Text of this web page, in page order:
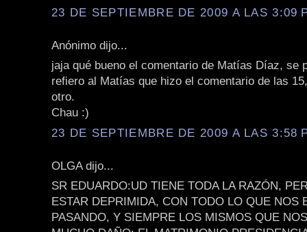
23 DE SEPTIEMBRE DE 2009 A LAS 3:09
Anónimo dijo...
jaja qué bueno el comentario de Matías Díaz, se
refiero al Matías que hizo el comentario de las
otro.
Chau :)
23 DE SEPTIEMBRE DE 2009 A LAS 3:58
OLGA dijo...
SR EDUARDO:UD TIENE TODA LA RAZÓN,
ESTAR DEPRIMIDA, CON TODO LO QUE NOS
PASANDO, Y SIEMPRE LOS MISMOS QUE